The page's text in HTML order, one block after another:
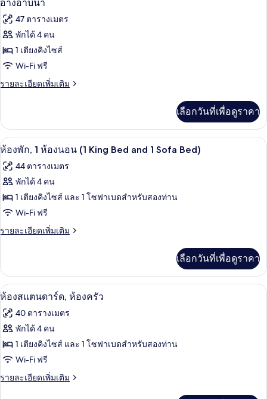
ไซส์
1
เตียง
และ
โซฟา
สิ่ง
อำนวย
ความ
สะดวก
สำหรับ
พิการ
โอ
สวี
เตียง
คิง
1
เบด,
พร้อม
สิ่ง
อำนวย
ความ
สะดวก
สำหรับ
ผู้
พิการ
(Shower)
ภาพถ่าย
ทั้งหมด
ของ
ห้อง
สวีท,
1
นอน,
พร้อม
สิ่ง
อำนวย
ความ
สะดวก
สำหรับ
อ่างอาบน้ำ
อ่างอาบน้ำ
47 ตารางเมตร
พักได้ 4 คน
1 เตียงคิงไซส์
Wi-Fi ฟรี
รายละเอียดเพิ่มเติม
ราย
เกี่ยว
กับ
ห้อง
ท,
นอน,
พร้อม
อำนวย
พิการ,
อ่างอาบน้ำ
เลือกวันที่เพื่อดูราคา
เปิด
ภาพถ่าย
ทั้งหมด
ของ
ห้อง
พัก,
นอน
(1
King
Bed
and
1
Sofa
Bed)
เครื่องนอนป้องกันสารก่อภูมิแพ้, ผ้านว
8
ห้องพัก, 1 ห้องนอน (1 King Bed and 1 Sofa Bed)
44 ตารางเมตร
พักได้ 4 คน
1 เตียงคิงไซส์ และ 1 โซฟาเบดสำหรับสองท่าน
Wi-Fi ฟรี
รายละเอียดเพิ่มเติม
ราย
เกี่ยว
กับ
ห้อง
ห้อง
(1
King
and
เลือกวันที่เพื่อดูราคา
เปิด
ภาพถ่าย
ทั้งหมด
ของ
ห้อง
สแตนดาร์ด,
11
ห้องสแตนดาร์ด, ห้องครัว
40 ตารางเมตร
พักได้ 4 คน
1 เตียงคิงไซส์ และ 1 โซฟาเบดสำหรับสองท่าน
Wi-Fi ฟรี
รายละเอียดเพิ่มเติม
ราย